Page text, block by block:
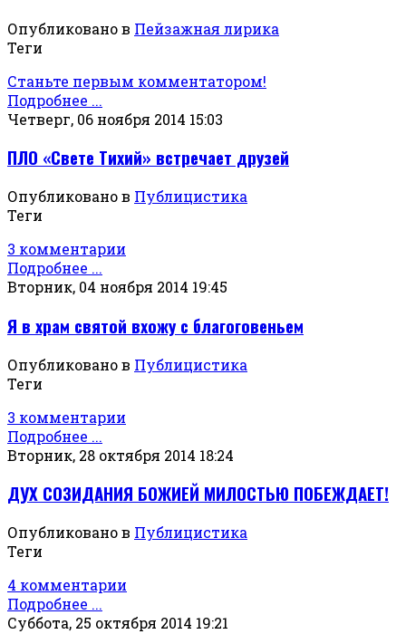
Опубликовано в Пейзажная лирика
Теги
Станьте первым комментатором!
Подробнее ...
Четверг, 06 ноября 2014 15:03
ПЛО «Свете Тихий» встречает друзей
Опубликовано в Публицистика
Теги
3 комментарии
Подробнее ...
Вторник, 04 ноября 2014 19:45
Я в храм святой вхожу с благоговеньем
Опубликовано в Публицистика
Теги
3 комментарии
Подробнее ...
Вторник, 28 октября 2014 18:24
ДУХ СОЗИДАНИЯ БОЖИЕЙ МИЛОСТЬЮ ПОБЕЖДАЕТ!
Опубликовано в Публицистика
Теги
4 комментарии
Подробнее ...
Суббота, 25 октября 2014 19:21